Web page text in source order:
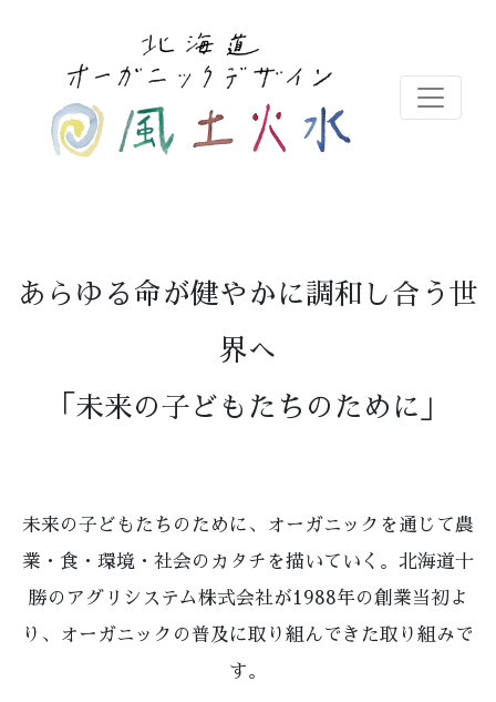
あらゆる命が健やかに調和し合う世
界へ
「未来の子どもたちのために」
未来の子どもたちのために、オーガニックを通じて農
業・食・環境・社会のカタチを描いていく。北海道十
勝のアグリシステム株式会社が1988年の創業当初よ
り、オーガニックの普及に取り組んできた取り組みで
す。